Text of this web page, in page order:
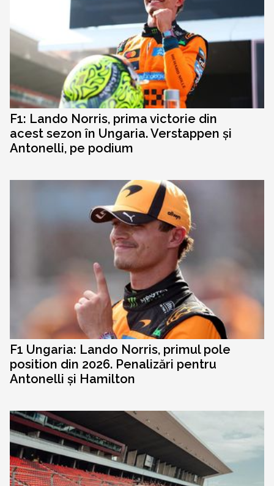
F1: Lando Norris, prima victorie din
acest sezon în Ungaria. Verstappen și
Antonelli, pe podium
F1 Ungaria: Lando Norris, primul pole
position din 2026. Penalizări pentru
Antonelli și Hamilton